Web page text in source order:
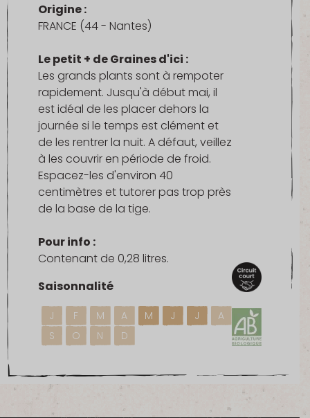
Origine :
FRANCE (44 - Nantes)
Le petit + de Graines d'ici :
Les grands plants sont à rempoter
rapidement. Jusqu'à début mai, il
est idéal de les placer dehors la
journée si le temps est clément et
de les rentrer la nuit. A défaut, veillez
à les couvrir en période de froid.
Espacez-les d'environ 40
centimètres et tutorer pas trop près
de la base de la tige.
Pour info :
Contenant de 0,28 litres.
Saisonnalité
J F M A M J J
A
S
O N D